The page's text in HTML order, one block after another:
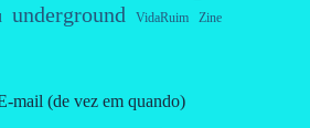
underground VidaRuim Zine
mail (de vez em quando)